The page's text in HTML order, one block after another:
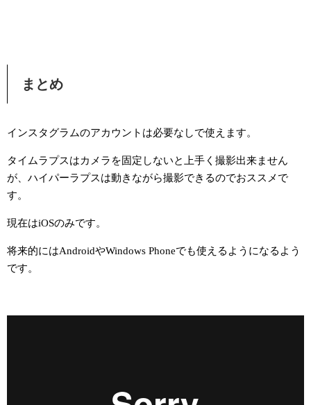
まとめ
インスタグラムのアカウントは必要なしで使えます。
タイムラプスはカメラを固定しないと上手く撮影出来ません
が、ハイパーラプスは動きながら撮影できるのでおススメで
す。
現在はiOSのみです。
将来的にはAndroidやWindows Phoneでも使えるようになるよう
です。